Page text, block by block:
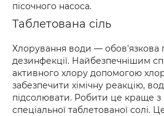
пісочного насоса.
Таблетована сіль
Хлорування води — обов'язкова
дезинфекції. Найбезпечнішим
активного хлору допомогою
забезпечити хімічну реакцію,
підсолювати. Робити це краще
спеціальної таблетованої солі.